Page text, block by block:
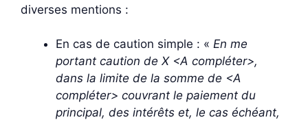
diverses mentions :
En cas de caution simple : « En me
portant caution de X <A compléter>,
dans la limite de la somme de <A
compléter> couvrant le paiement du
principal, des intérêts et, le cas échéant,